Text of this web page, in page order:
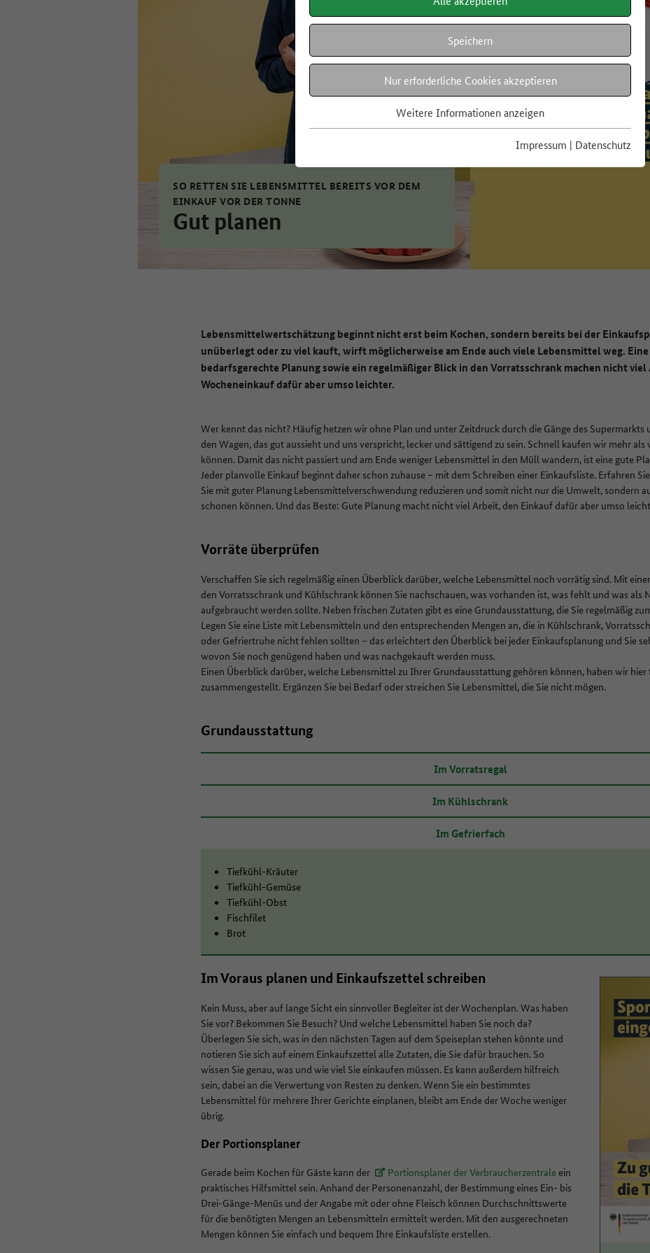
Speichern
Nur erforderliche Cookies akzeptieren
Weitere Informationen anzeigen
Impressum | Datenschutz
SO RETTEN SIE LEBENSMITTEL BEREITS VOR DEM
EINKAUF VOR DER TONNE
Gut planen
Lebensmittelwertschätzung beginnt nicht erst beim Kochen, sondern bereits bei der
unüberlegt oder zu viel kauft, wirft möglicherweise am Ende auch viele Lebensmittel weg.
bedarfsgerechte Planung sowie ein regelmäßiger Blick in den Vorratsschrank machen nicht
Wocheneinkauf dafür aber umso leichter.
Wer kennt das nicht? Häufig hetzen wir ohne Plan und unter Zeitdruck durch die Gänge des Supermarkts
den Wagen, das gut aussieht und uns verspricht, lecker und sättigend zu sein. Schnell kaufen wir mehr als
können. Damit das nicht passiert und am Ende weniger Lebensmittel in den Müll wandern, ist eine gute
Jeder planvolle Einkauf beginnt daher schon zuhause – mit dem Schreiben einer Einkaufsliste. Erfahren
Sie mit guter Planung Lebensmittelverschwendung reduzieren und somit nicht nur die Umwelt, sondern
schonen können. Und das Beste: Gute Planung macht nicht viel Arbeit, den Einkauf dafür aber umso
Vorräte überprüfen
Verschaffen Sie sich regelmäßig einen Überblick darüber, welche Lebensmittel noch vorrätig sind. Mit
den Vorratsschrank und Kühlschrank können Sie nachschauen, was vorhanden ist, was fehlt und was als
aufgebraucht werden sollte. Neben frischen Zutaten gibt es eine Grundausstattung, die Sie regelmäßig
Legen Sie eine Liste mit Lebensmitteln und den entsprechenden Mengen an, die in Kühlschrank,
oder Gefriertruhe nicht fehlen sollten – das erleichtert den Überblick bei jeder Einkaufsplanung und Sie
wovon Sie noch genügend haben und was nachgekauft werden muss.
Einen Überblick darüber, welche Lebensmittel zu Ihrer Grundausstattung gehören können, haben wir hier
zusammengestellt. Ergänzen Sie bei Bedarf oder streichen Sie Lebensmittel, die Sie nicht mögen.
Grundausstattung
Im Vorratsregal
Im Kühlschrank
Im Gefrierfach
Tiefkühl-Kräuter
Tiefkühl-Gemüse
Tiefkühl-Obst
Fischfilet
Brot
Im Voraus planen und Einkaufszettel schreiben
Kein Muss, aber auf lange Sicht ein sinnvoller Begleiter ist der Wochenplan. Was haben
Sie vor? Bekommen Sie Besuch? Und welche Lebensmittel haben Sie noch da?
Überlegen Sie sich, was in den nächsten Tagen auf dem Speiseplan stehen könnte und
notieren Sie sich auf einem Einkaufszettel alle Zutaten, die Sie dafür brauchen. So
wissen Sie genau, was und wie viel Sie einkaufen müssen. Es kann außerdem hilfreich
sein, dabei an die Verwertung von Resten zu denken. Wenn Sie ein bestimmtes
Lebensmittel für mehrere Ihrer Gerichte einplanen, bleibt am Ende der Woche weniger
übrig.
Der Portionsplaner
Gerade beim Kochen für Gäste kann der Portionsplaner der Verbraucherzentrale ein
praktisches Hilfsmittel sein. Anhand der Personenanzahl, der Bestimmung eines Ein- bis
Drei-Gänge-Menüs und der Angabe mit oder ohne Fleisch können Durchschnittswerte
für die benötigten Mengen an Lebensmitteln ermittelt werden. Mit den ausgerechneten
Mengen können Sie einfach und bequem Ihre Einkaufsliste erstellen.